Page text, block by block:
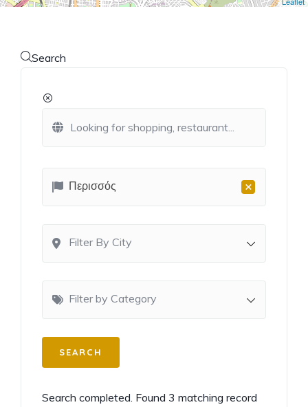
Search
×
Περισσός
Filter By City
Filter by Category
Search completed. Found 3 matching record